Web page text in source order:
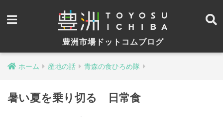
豊洲市場ドットコムブログ
ホーム 産地の話 青森の食ひろめ隊
暑い夏を乗り切る 日常食